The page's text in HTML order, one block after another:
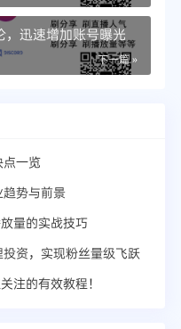
迅速增加账号曝光
下一篇 »
点一览
势与前景
量的实战技巧
资，实现粉丝量级飞跃
注的有效教程！